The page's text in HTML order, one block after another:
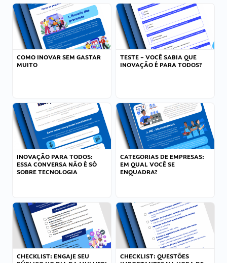
COMO INOVAR SEM GASTAR
MUITO
TESTE – VOCÊ SABIA QUE
INOVAÇÃO É PARA TODOS?
INOVAÇÃO PARA TODOS:
ESSA CONVERSA NÃO É SÓ
SOBRE TECNOLOGIA
CATEGORIAS DE EMPRESAS:
EM QUAL VOCÊ SE
ENQUADRA?
CHECKLIST: ENGAJE SEU
CHECKLIST: QUESTÕES